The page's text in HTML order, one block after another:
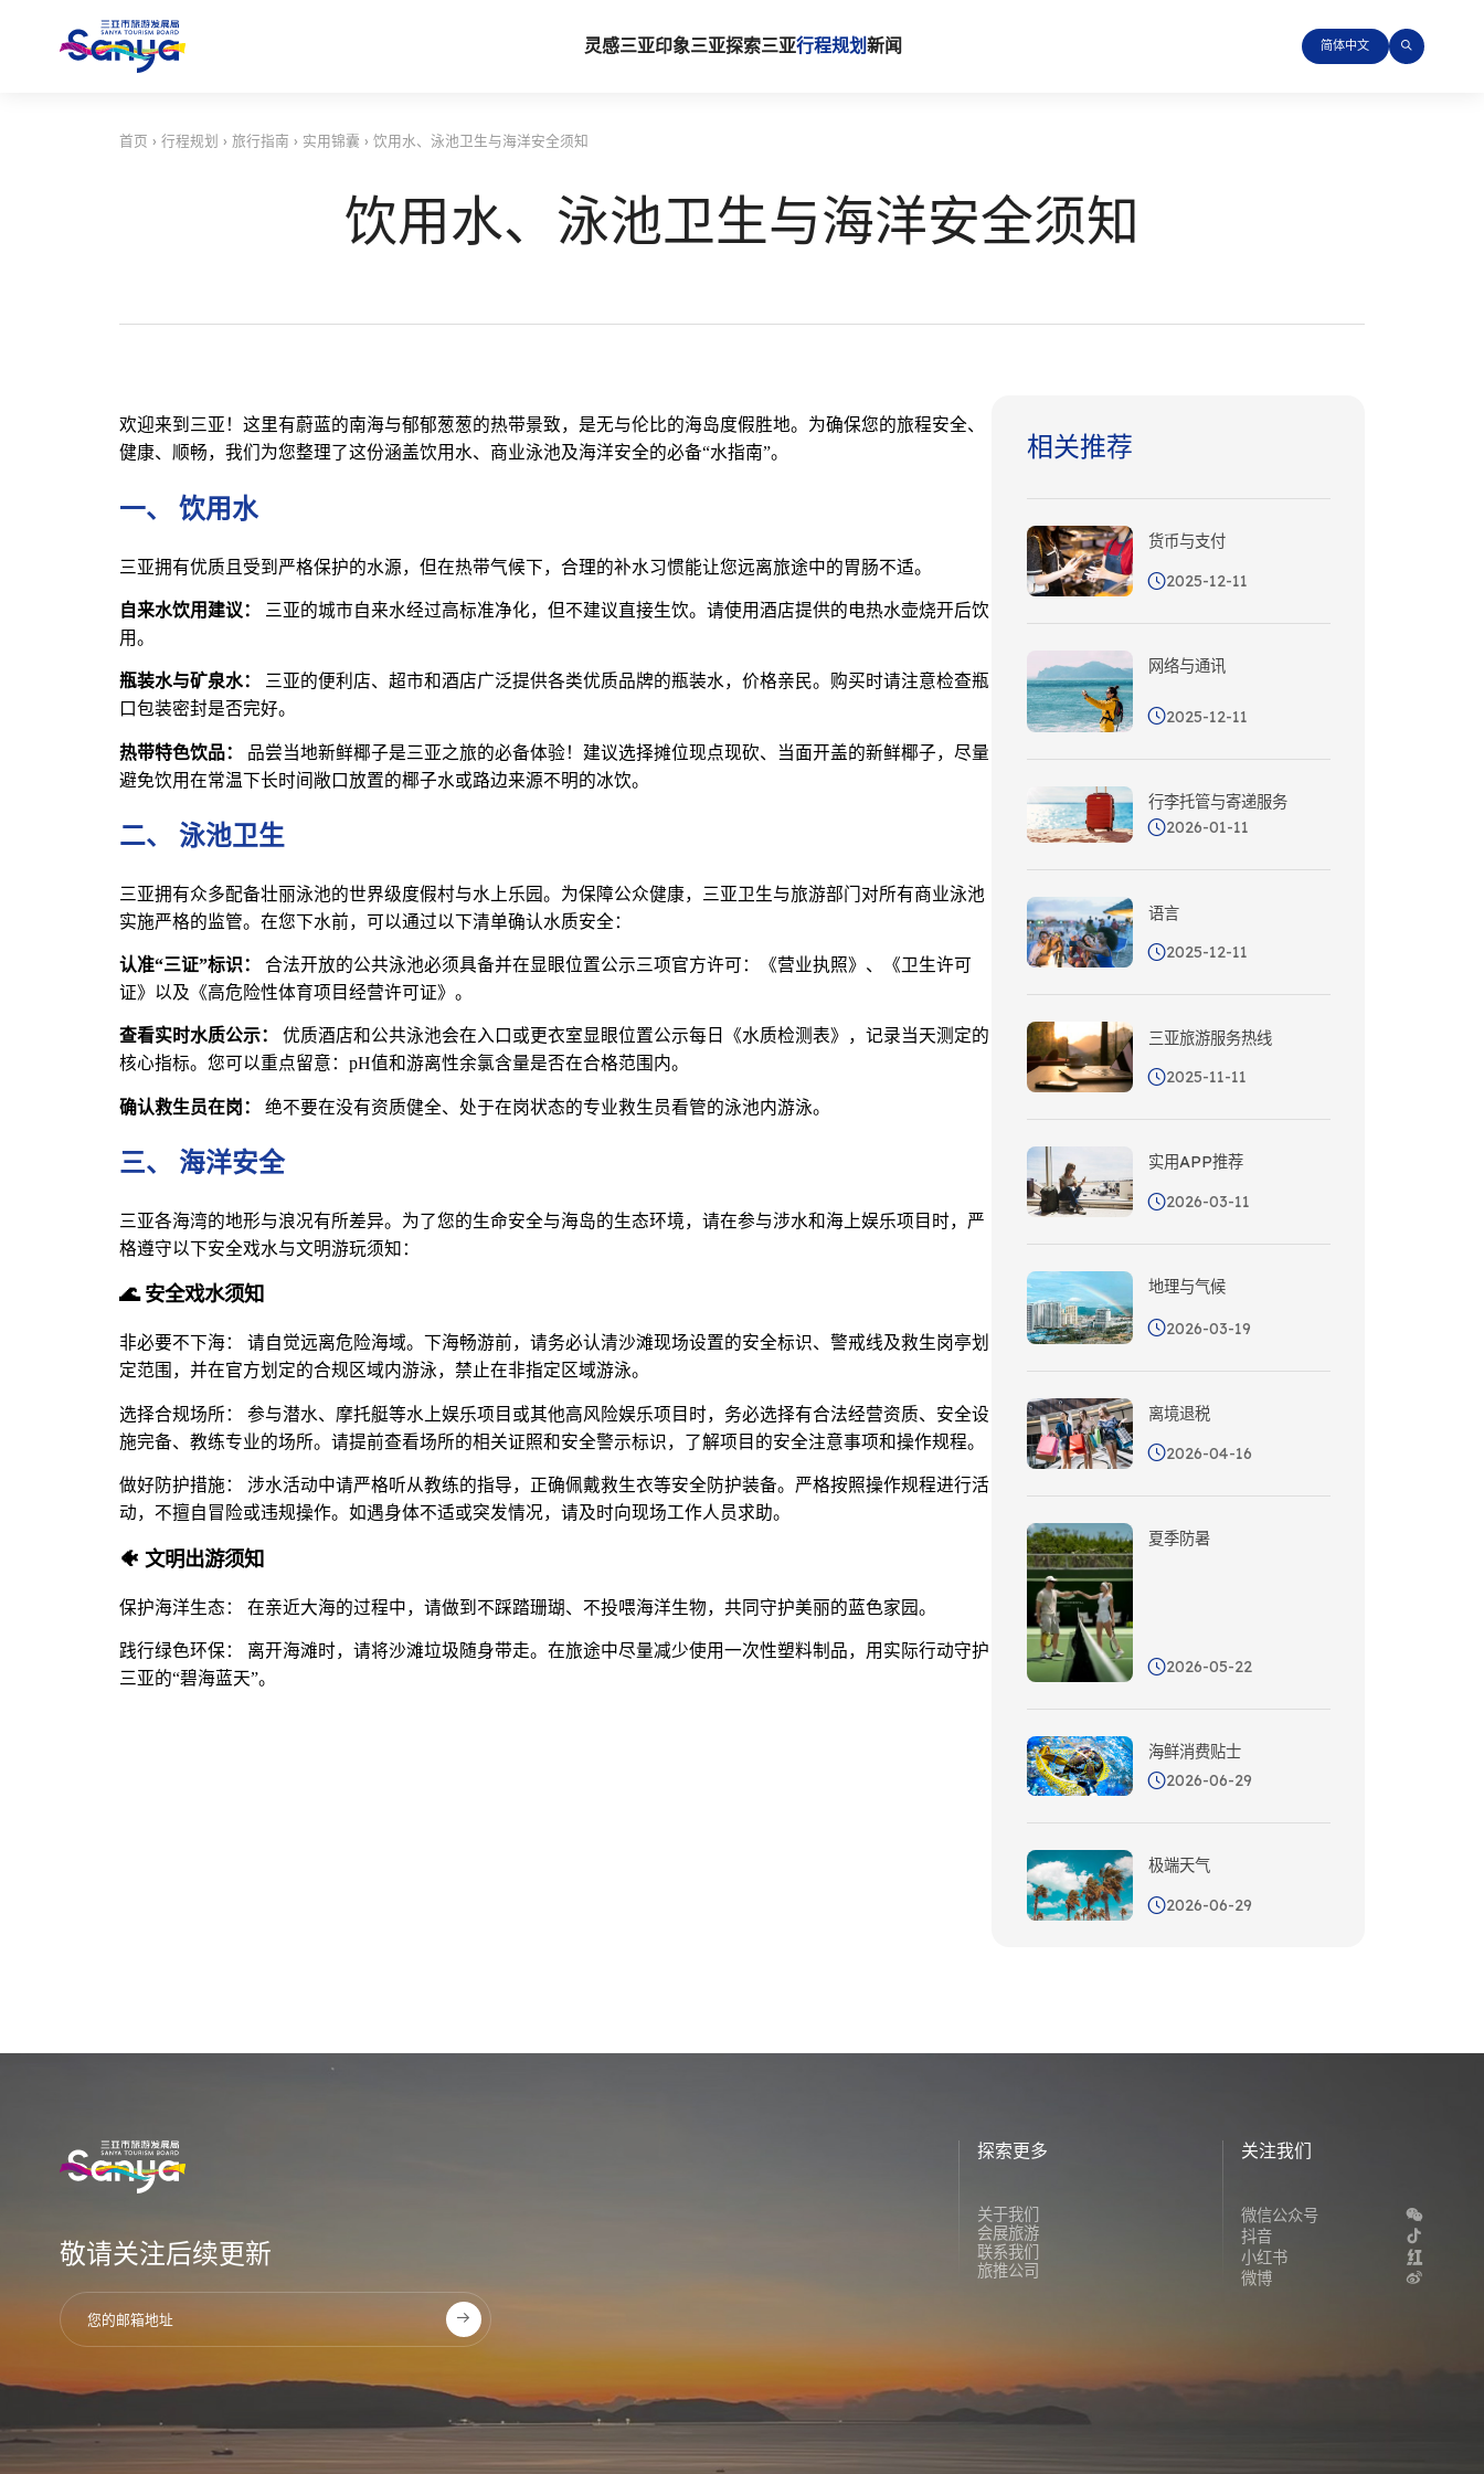
灵感三亚印象三亚探索三亚行程规划新闻 简体中文
首页 › 行程规划 › 旅行指南 › 实用锦囊 › 饮用水、泳池卫生与海洋安全须知
饮用水、泳池卫生与海洋安全须知
欢迎来到三亚！这里有蔚蓝的南海与郁郁葱葱的热带景致，是无与伦比的海岛度假胜地。为确保您的旅程安全、
健康、顺畅，我们为您整理了这份涵盖饮用水、商业泳池及海洋安全的必备“水指南”。
一、 饮用水
三亚拥有优质且受到严格保护的水源，但在热带气候下，合理的补水习惯能让您远离旅途中的胃肠不适。
自来水饮用建议：
三亚的城市自来水经过高标准净化，但不建议直接生饮。请使用酒店提供的电热水壶烧开后饮
用。
瓶装水与矿泉水：
三亚的便利店、超市和酒店广泛提供各类优质品牌的瓶装水，价格亲民。购买时请注意检查瓶
口包装密封是否完好。
热带特色饮品：
品尝当地新鲜椰子是三亚之旅的必备体验！建议选择摊位现点现砍、当面开盖的新鲜椰子，尽量
避免饮用在常温下长时间敞口放置的椰子水或路边来源不明的冰饮。
二、 泳池卫生
三亚拥有众多配备壮丽泳池的世界级度假村与水上乐园。为保障公众健康，三亚卫生与旅游部门对所有商业泳池
实施严格的监管。在您下水前，可以通过以下清单确认水质安全：
认准“三证”标识：
合法开放的公共泳池必须具备并在显眼位置公示三项官方许可：《营业执照》、《卫生许可
证》以及《高危险性体育项目经营许可证》。
查看实时水质公示：
优质酒店和公共泳池会在入口或更衣室显眼位置公示每日《水质检测表》，记录当天测定的
核心指标。您可以重点留意：pH值和游离性余氯含量是否在合格范围内。
确认救生员在岗： 绝不要在没有资质健全、处于在岗状态的专业救生员看管的泳池内游泳。
三、 海洋安全
三亚各海湾的地形与浪况有所差异。为了您的生命安全与海岛的生态环境，请在参与涉水和海上娱乐项目时，严
格遵守以下安全戏水与文明游玩须知：
🌊 安全戏水须知
非必要不下海： 请自觉远离危险海域。下海畅游前，请务必认清沙滩现场设置的安全标识、警戒线及救生岗亭划
定范围，并在官方划定的合规区域内游泳，禁止在非指定区域游泳。
选择合规场所： 参与潜水、摩托艇等水上娱乐项目或其他高风险娱乐项目时，务必选择有合法经营资质、安全设
施完备、教练专业的场所。请提前查看场所的相关证照和安全警示标识，了解项目的安全注意事项和操作规程。
做好防护措施： 涉水活动中请严格听从教练的指导，正确佩戴救生衣等安全防护装备。严格按照操作规程进行活
动，不擅自冒险或违规操作。如遇身体不适或突发情况，请及时向现场工作人员求助。
🐠 文明出游须知
保护海洋生态： 在亲近大海的过程中，请做到不踩踏珊瑚、不投喂海洋生物，共同守护美丽的蓝色家园。
践行绿色环保： 离开海滩时，请将沙滩垃圾随身带走。在旅途中尽量减少使用一次性塑料制品，用实际行动守护
三亚的“碧海蓝天”。
相关推荐
货币与支付
2025-12-11
网络与通讯
2025-12-11
行李托管与寄递服务
2026-01-11
语言
2025-12-11
三亚旅游服务热线
2025-11-11
实用APP推荐
2026-03-11
地理与气候
2026-03-19
离境退税
2026-04-16
夏季防暑
2026-05-22
海鲜消费贴士
2026-06-29
极端天气
2026-06-29
敬请关注后续更新
探索更多
关于我们
会展旅游
联系我们
旅推公司
关注我们
微信公众号
抖音
小红书
微博